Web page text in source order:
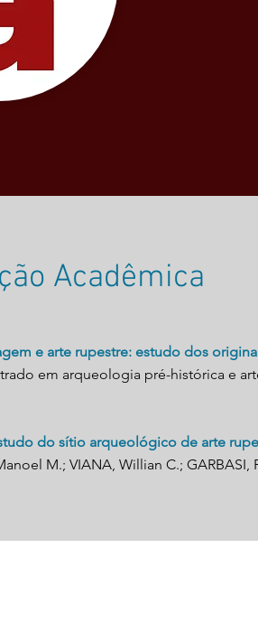
Acadêmica
e arte rupestre: estudo dos
em arqueologia pré-histórica e
do sítio arqueológico de arte
M.; VIANA, Willian C.;